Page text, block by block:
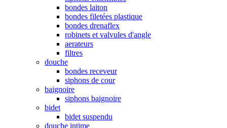
bondes laiton
bondes filetées plastique
bondes drenaflex
robinets et valvules d'angle
aerateurs
filtres
douche
bondes receveur
siphons de cour
baignoire
siphons baignoire
bidet
bidet suspendu
douche intime